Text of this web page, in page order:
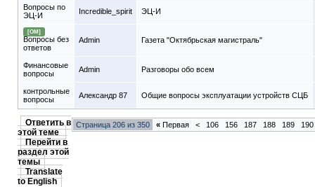
Вопросы по
ЭЦ-И
Incredible_spirit ЭЦ-И
[ОМ]
Вопросы без
ответов
Admin Газета "Октябрьская магистраль"
Финансовые
вопросы
Admin Разговоры обо всем
контрольные
вопросы
Александр 87 Общие вопросы эксплуатации устройств СЦБ
Ответить в
этой теме
Перейти в
раздел этой
темы
Translate
to English
Страница 206 из 350 « Первая < 106 156 187 188 189 190